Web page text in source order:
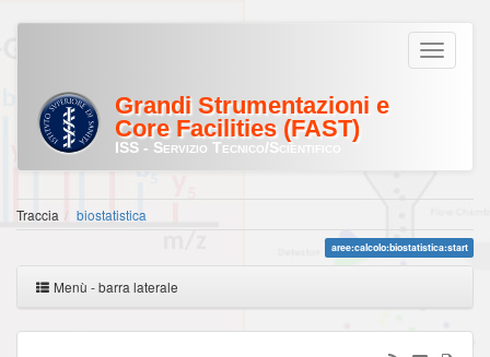
Grandi Strumentazioni e
Core Facilities (FAST)
ISS - Servizio Tecnico/Scientifico
Traccia biostatistica
aree:calcolo:biostatistica:start
Menù - barra laterale